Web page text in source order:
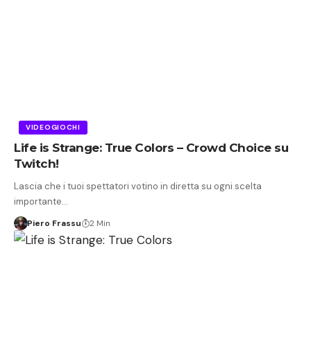
VIDEOGIOCHI
Life is Strange: True Colors – Crowd Choice su
Twitch!
Lascia che i tuoi spettatori votino in diretta su ogni scelta
importante…
Piero Frassu 2 Min